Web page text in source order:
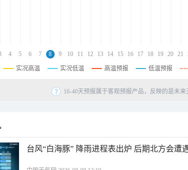
4 5 6 7 8 9 10 11 12 13 14 15 16 17 18 19 20 21
实况高温 实况低温 高温预报 低温预报
16-40天预报属于客观预报产品，反映的是未
台风“白海豚” 降雨进程表出炉 后期北方会遭